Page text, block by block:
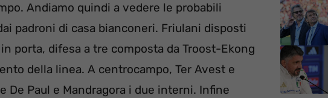
Andiamo quindi a vedere le probabili
padroni di casa bianconeri. Friulani disposti
porta, difesa a tre composta da Troost-Ekong
della linea. A centrocampo, Ter Avest e
De Paul e Mandragora i due interni. Infine